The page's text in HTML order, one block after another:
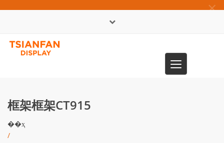
×
Toggle
navigation
框架框架CT915
��ҳ
/